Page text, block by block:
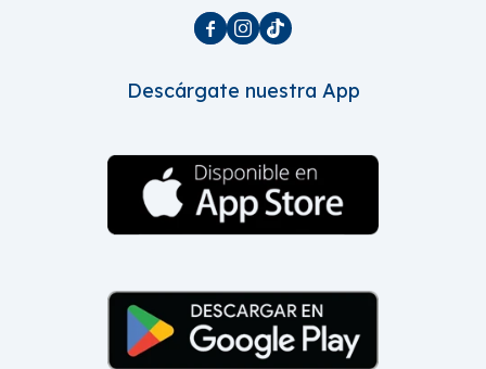
  
Descárgate nuestra App